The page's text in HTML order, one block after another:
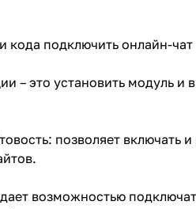
кода подключить онлайн-чат
– это установить модуль
позволяет включать
возможностью